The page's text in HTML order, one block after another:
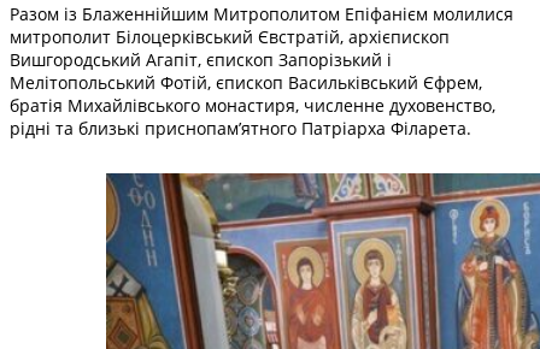
Разом із Блаженнійшим Митрополитом Епіфанієм молилися
митрополит Білоцерківський Євстратій, архієпископ
Вишгородський Агапіт, єпископ Запорізький і
Мелітопольський Фотій, єпископ Васильківський Єфрем,
братія Михайлівського монастиря, численне духовенство,
рідні та близькі приснопам’ятного Патріарха Філарета.